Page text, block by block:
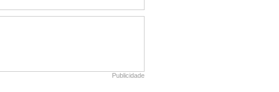
Publicidade